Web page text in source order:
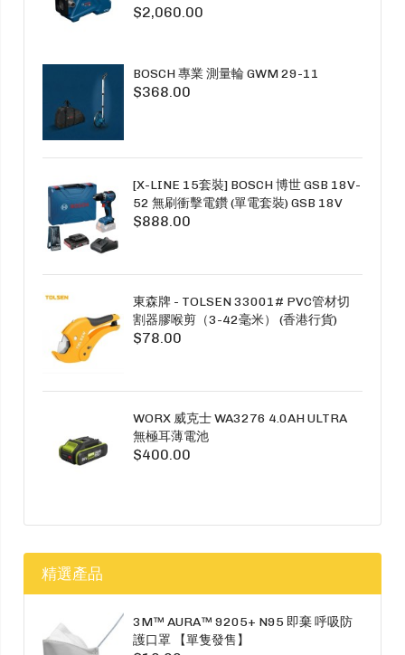
$2,060.00
BOSCH 專業 測量輪 GWM 29-11
$368.00
[X-LINE 15套裝] BOSCH 博世 GSB 18V-
52 無刷衝擊電鑽 (單電套裝) GSB 18V
-52 PROFESSIONAL 及X-LINE 15
$888.00
東森牌 - TOLSEN 33001# PVC管材切
割器膠喉剪（3-42毫米） (香港行貨)
$78.00
WORX 威克士 WA3276 4.0AH ULTRA
無極耳薄電池
$400.00
精選產品
3M™ AURA™ 9205+ N95 即棄 呼吸防
護口罩 【單隻發售】